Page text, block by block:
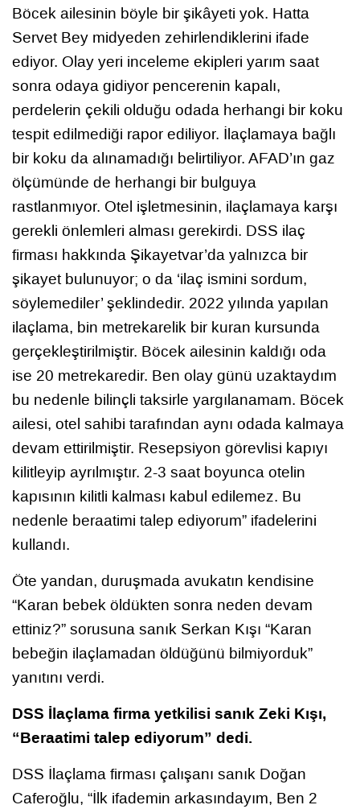
Böcek ailesinin böyle bir şikâyeti yok. Hatta
Servet Bey midyeden zehirlendiklerini ifade
ediyor. Olay yeri inceleme ekipleri yarım saat
sonra odaya gidiyor pencerenin kapalı,
perdelerin çekili olduğu odada herhangi bir koku
tespit edilmediği rapor ediliyor. İlaçlamaya bağlı
bir koku da alınamadığı belirtiliyor. AFAD’ın gaz
ölçümünde de herhangi bir bulguya
rastlanmıyor. Otel işletmesinin, ilaçlamaya karşı
gerekli önlemleri alması gerekirdi. DSS ilaç
firması hakkında Şikayetvar’da yalnızca bir
şikayet bulunuyor; o da ‘ilaç ismini sordum,
söylemediler’ şeklindedir. 2022 yılında yapılan
ilaçlama, bin metrekarelik bir kuran kursunda
gerçekleştirilmiştir. Böcek ailesinin kaldığı oda
ise 20 metrekaredir. Ben olay günü uzaktaydım
bu nedenle bilinçli taksirle yargılanamam. Böcek
ailesi, otel sahibi tarafından aynı odada kalmaya
devam ettirilmiştir. Resepsiyon görevlisi kapıyı
kilitleyip ayrılmıştır. 2-3 saat boyunca otelin
kapısının kilitli kalması kabul edilemez. Bu
nedenle beraatimi talep ediyorum” ifadelerini
kullandı.
Öte yandan, duruşmada avukatın kendisine
“Karan bebek öldükten sonra neden devam
ettiniz?” sorusuna sanık Serkan Kışı “Karan
bebeğin ilaçlamadan öldüğünü bilmiyorduk”
yanıtını verdi.
DSS İlaçlama firma yetkilisi sanık Zeki Kışı,
“Beraatimi talep ediyorum” dedi.
DSS İlaçlama firması çalışanı sanık Doğan
Caferoğlu, “İlk ifademin arkasındayım, Ben 2